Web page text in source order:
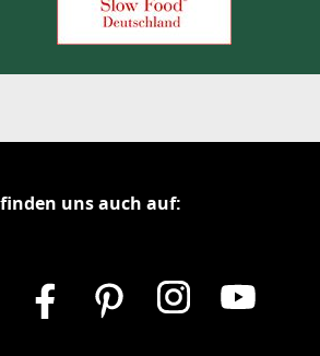
uns auch auf: